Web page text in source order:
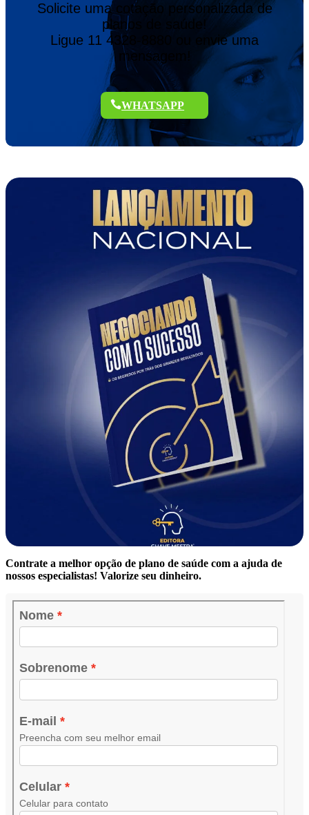
Solicite uma cotação personalizada de
planos de saúde!
Ligue 11 4328-8880 ou envie uma
mensagem!
WHATSAPP
Contrate a melhor opção de plano de saúde com a ajuda de
nossos especialistas! Valorize seu dinheiro.